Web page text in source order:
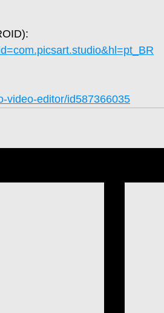
video-editor/id587366035